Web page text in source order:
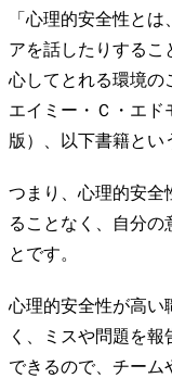
「心理的安全性と
アを話したりするこ
心してとれる環境
エイミー・Ｃ・エ
版）、以下書籍とい
つまり、心理的安全
ることなく、自分の
とです。
心理的安全性が高い
く、ミスや問題を
できるので、チーム